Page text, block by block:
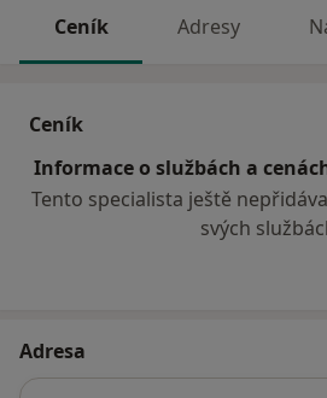
Ceník Adresy
Ceník
Informace o službách a
Tento specialista ještě
svých
Adresa